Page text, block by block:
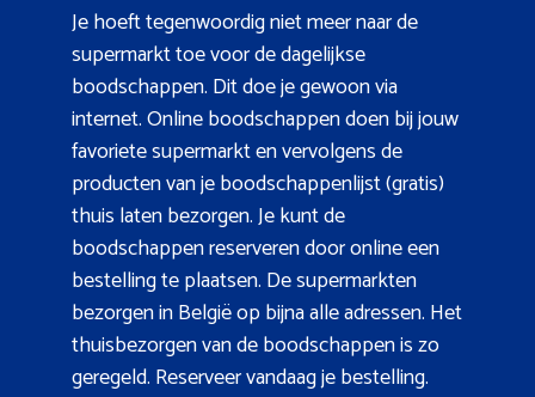
Je hoeft tegenwoordig niet meer naar de
supermarkt toe voor de dagelijkse
boodschappen. Dit doe je gewoon via
internet. Online boodschappen doen bij jouw
favoriete supermarkt en vervolgens de
producten van je boodschappenlijst (gratis)
thuis laten bezorgen. Je kunt de
boodschappen reserveren door online een
bestelling te plaatsen. De supermarkten
bezorgen in België op bijna alle adressen. Het
thuisbezorgen van de boodschappen is zo
geregeld. Reserveer vandaag je bestelling.